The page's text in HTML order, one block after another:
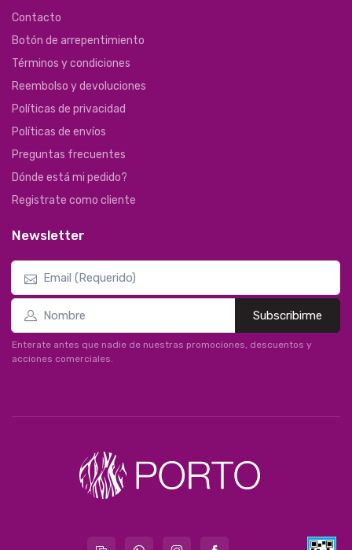
Contacto
Botón de arrepentimiento
Términos y condiciones
Reembolso y devoluciones
Políticas de privacidad
Políticas de envíos
Preguntas frecuentes
Dónde está mi pedido?
Registrate como cliente
Newsletter
Subscribirme
Enterate antes que nadie de nuestras promociones, descuentos y
acciones comerciales.